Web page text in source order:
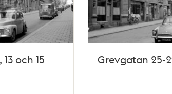
och 15
Grevgatan 25-